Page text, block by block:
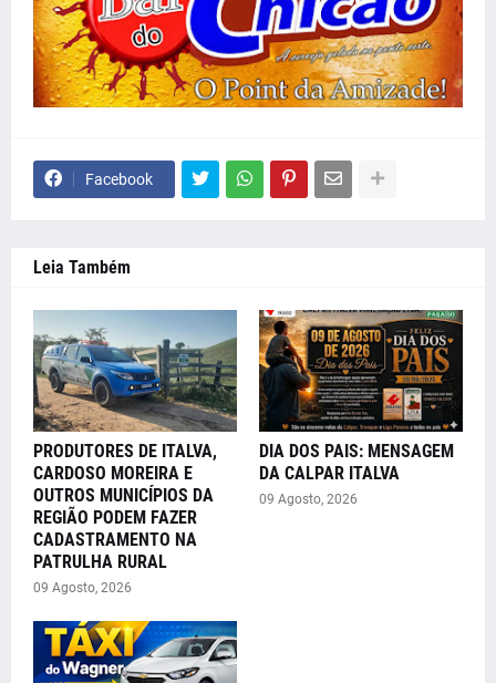
Facebook
Leia Também
PRODUTORES DE ITALVA,
CARDOSO MOREIRA E
OUTROS MUNICÍPIOS DA
REGIÃO PODEM FAZER
CADASTRAMENTO NA
PATRULHA RURAL
09 Agosto, 2026
DIA DOS PAIS: MENSAGEM
DA CALPAR ITALVA
09 Agosto, 2026